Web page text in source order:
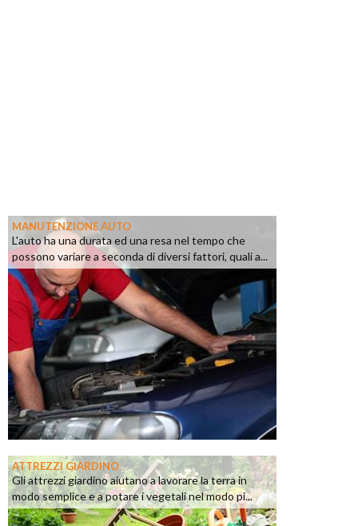
MANUTENZIONE AUTO
L'auto ha una durata ed una resa nel tempo che
possono variare a seconda di diversi fattori, quali a...
ATTREZZI GIARDINO
Gli attrezzi giardino aiutano a lavorare la terra in
modo semplice e a potare i vegetali nel modo pi...